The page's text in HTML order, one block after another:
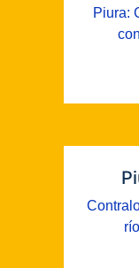
Piura: